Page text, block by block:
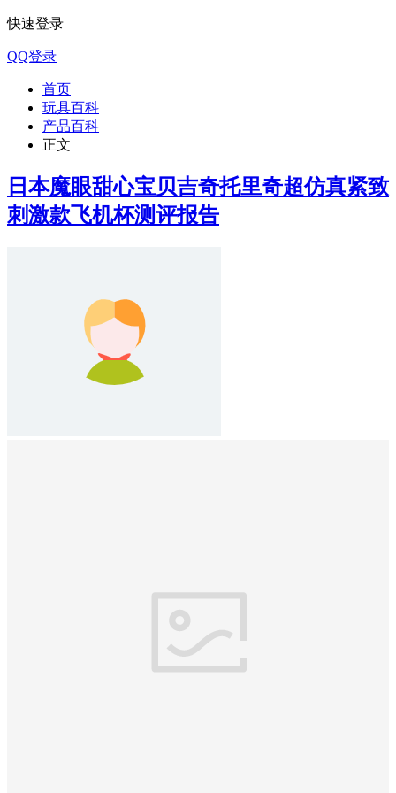
快速登录
QQ登录
首页
玩具百科
产品百科
正文
日本魔眼甜心宝贝吉奇托里奇超仿真紧致
刺激款飞机杯测评报告